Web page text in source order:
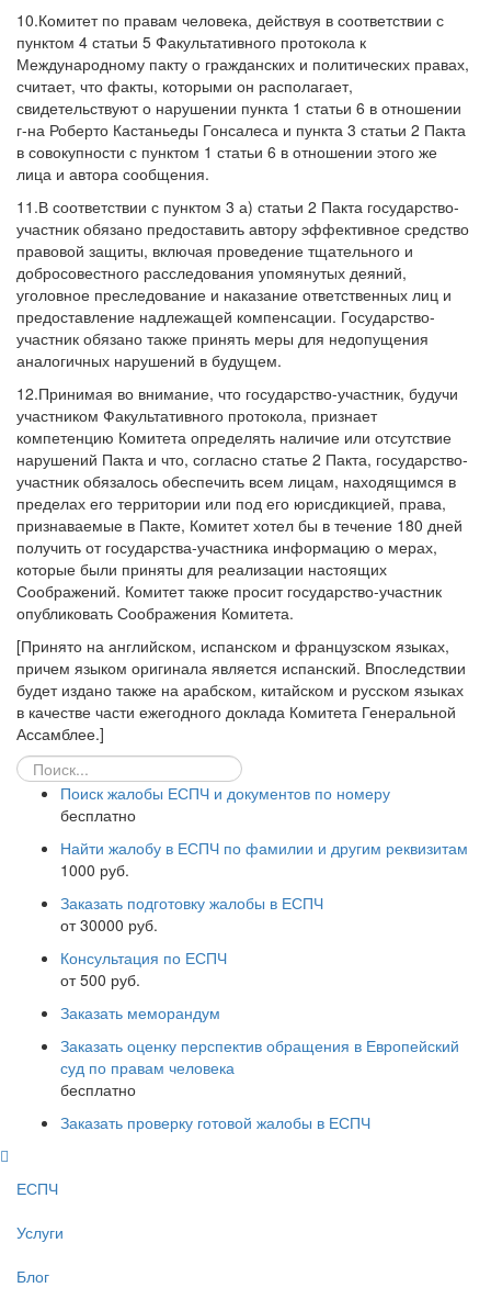
10.Комитет по правам человека, действуя в соответствии с
пунктом 4 статьи 5 Факультативного протокола к
Международному пакту о гражданских и политических правах,
считает, что факты, которыми он располагает,
свидетельствуют о нарушении пункта 1 статьи 6 в отношении
г-на Роберто Кастаньеды Гонсалеса и пункта 3 статьи 2 Пакта
в совокупности с пунктом 1 статьи 6 в отношении этого же
лица и автора сообщения.
11.В соответствии с пунктом 3 а) статьи 2 Пакта государство-
участник обязано предоставить автору эффективное средство
правовой защиты, включая проведение тщательного и
добросовестного расследования упомянутых деяний,
уголовное преследование и наказание ответственных лиц и
предоставление надлежащей компенсации. Государство-
участник обязано также принять меры для недопущения
аналогичных нарушений в будущем.
12.Принимая во внимание, что государство-участник, будучи
участником Факультативного протокола, признает
компетенцию Комитета определять наличие или отсутствие
нарушений Пакта и что, согласно статье 2 Пакта, государство-
участник обязалось обеспечить всем лицам, находящимся в
пределах его территории или под его юрисдикцией, права,
признаваемые в Пакте, Комитет хотел бы в течение 180 дней
получить от государства-участника информацию о мерах,
которые были приняты для реализации настоящих
Соображений. Комитет также просит государство-участник
опубликовать Соображения Комитета.
[Принято на английском, испанском и французском языках,
причем языком оригинала является испанский. Впоследствии
будет издано также на арабском, китайском и русском языках
в качестве части ежегодного доклада Комитета Генеральной
Ассамблее.]
Поиск жалобы ЕСПЧ и документов по номеру
бесплатно
Найти жалобу в ЕСПЧ по фамилии и другим реквизитам
1000 руб.
Заказать подготовку жалобы в ЕСПЧ
от 30000 руб.
Консультация по ЕСПЧ
от 500 руб.
Заказать меморандум
Заказать оценку перспектив обращения в Европейский
суд по правам человека
бесплатно
Заказать проверку готовой жалобы в ЕСПЧ
ЕСПЧ
Услуги
Блог